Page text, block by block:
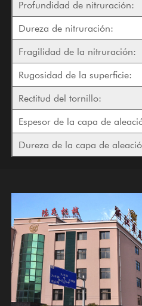
Profundidad de nitruración:
Dureza de nitruración:
Fragilidad de la nitruración:
Rugosidad de la superficie:
Rectitud del tornillo:
Espesor de la capa de
Dureza de la capa de